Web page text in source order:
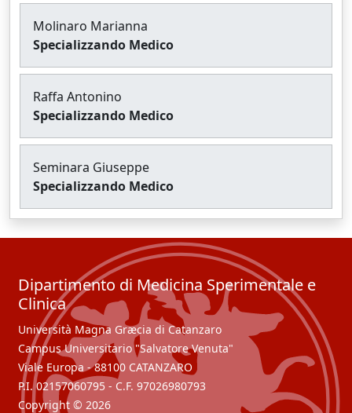
Molinaro Marianna
Specializzando Medico
Raffa Antonino
Specializzando Medico
Seminara Giuseppe
Specializzando Medico
Dipartimento di Medicina Sperimentale e
Clinica
Università Magna Græcia di Catanzaro
Campus Universitario "Salvatore Venuta"
Viale Europa - 88100 CATANZARO
P.I. 02157060795 - C.F. 97026980793
Copyright © 2026